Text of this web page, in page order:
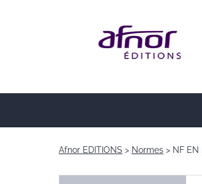
Afnor EDITIONS Normes NF EN